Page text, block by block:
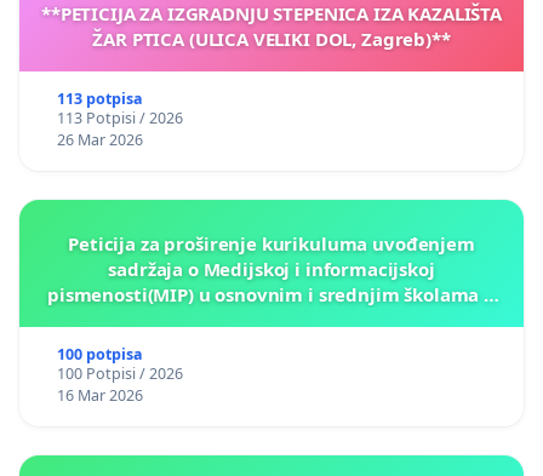
**PETICIJA ZA IZGRADNJU STEPENICA IZA KAZALIŠTA
ŽAR PTICA (ULICA VELIKI DOL, Zagreb)**
113 potpisa
113 Potpisi / 2026
26 Mar 2026
Peticija za proširenje kurikuluma uvođenjem
sadržaja o Medijskoj i informacijskoj
pismenosti(MIP) u osnovnim i srednjim školama u
100 potpisa
100 Potpisi / 2026
16 Mar 2026